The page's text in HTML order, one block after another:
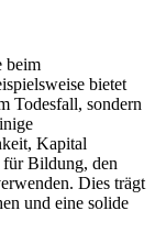
beim
bietet
Todesfall, sondern
Kapital
für Bildung, den
Dies trägt
und eine solide